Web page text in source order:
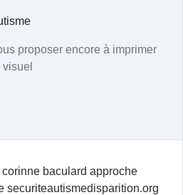
proposer encore à imprimer
baculard approche
securiteautismedisparition.org